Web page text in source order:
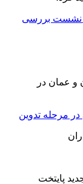
نشست بررسی
در مرحله تدوین